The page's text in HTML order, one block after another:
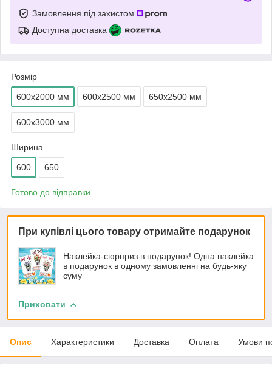
Замовлення під захистом
Доступна доставка
Розмір
600х2000 мм 600х2500 мм 650х2500 мм
600х3000 мм
Ширина
600 650
Готово до відправки
При купівлі цього товару отримайте подарунок
Наклейка-сюрприз в подарунок! Одна наклейка
в подарунок в одному замовленні на будь-яку
суму
Приховати
Опис Характеристики Доставка Оплата Умови